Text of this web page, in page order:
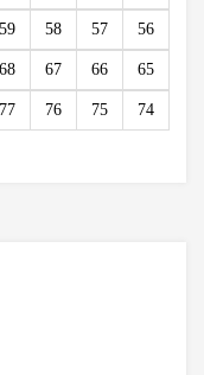
56
57
58
59
65
66
67
68
74
75
76
77